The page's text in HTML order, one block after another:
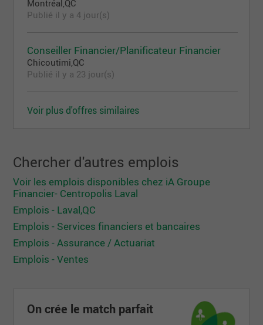
Montréal,QC
Publié il y a 4 jour(s)
Conseiller Financier/Planificateur Financier
Chicoutimi,QC
Publié il y a 23 jour(s)
Voir plus d'offres similaires
Chercher d'autres emplois
Voir les emplois disponibles chez iA Groupe
Financier- Centropolis Laval
Emplois - Laval,QC
Emplois - Services financiers et bancaires
Emplois - Assurance / Actuariat
Emplois - Ventes
On crée le match parfait